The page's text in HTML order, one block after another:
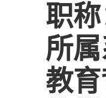
职称
所属
教育